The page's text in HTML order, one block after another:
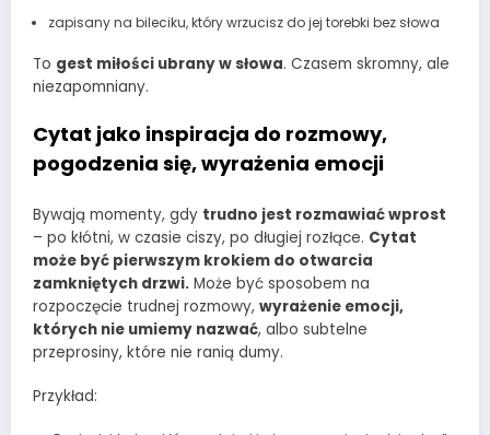
zapisany na bileciku, który wrzucisz do jej torebki bez słowa
To gest miłości ubrany w słowa. Czasem skromny, ale
niezapomniany.
Cytat jako inspiracja do rozmowy,
pogodzenia się, wyrażenia emocji
Bywają momenty, gdy trudno jest rozmawiać wprost
– po kłótni, w czasie ciszy, po długiej rozłące. Cytat
może być pierwszym krokiem do otwarcia
zamkniętych drzwi. Może być sposobem na
rozpoczęcie trudnej rozmowy, wyrażenie emocji,
których nie umiemy nazwać, albo subtelne
przeprosiny, które nie ranią dumy.
Przykład: